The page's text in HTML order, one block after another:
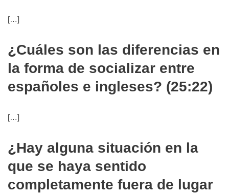
[…]
¿Cuáles son las diferencias en
la forma de socializar entre
españoles e ingleses? (25:22)
[…]
¿Hay alguna situación en la
que se haya sentido
completamente fuera de lugar